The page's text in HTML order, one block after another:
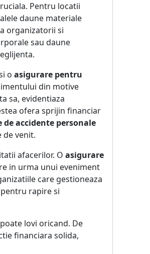
Pentru locatii
daune materiale
organizatorii si
sau daune
o asigurare pentru
din motive
sa, evidentiaza
ofera sprijin financiar
accidente personale
venit.
afacerilor. O asigurare
in urma unui eveniment
care gestioneaza
rapire si
lovi oricand. De
financiara solida,